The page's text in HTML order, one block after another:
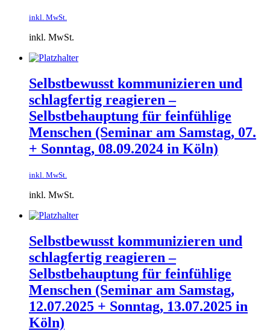
inkl. MwSt.
inkl. MwSt.
Selbstbewusst kommunizieren und
schlagfertig reagieren –
Selbstbehauptung für feinfühlige
Menschen​ (Seminar am Samstag, 07.
+ Sonntag, 08.09.2024 in Köln)
inkl. MwSt.
inkl. MwSt.
Selbstbewusst kommunizieren und
schlagfertig reagieren –
Selbstbehauptung für feinfühlige
Menschen​ (Seminar am Samstag,
12.07.2025 + Sonntag, 13.07.2025 in
Köln)